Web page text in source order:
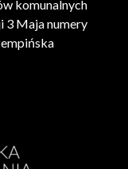
komunalnych
3 Maja numery